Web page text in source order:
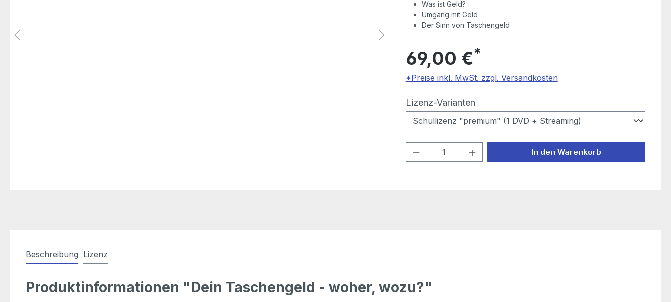
Was ist Geld?
Umgang mit Geld
Der Sinn von Taschengeld
69,00 €*
*Preise inkl. MwSt. zzgl. Versandkosten
Lizenz-Variantenauswählen
Produkt Anzahl: Gib den gewünschten Wert
In den Warenkorb
Beschreibung Lizenz
Produktinformationen "Dein Taschengeld - woher, wozu?"